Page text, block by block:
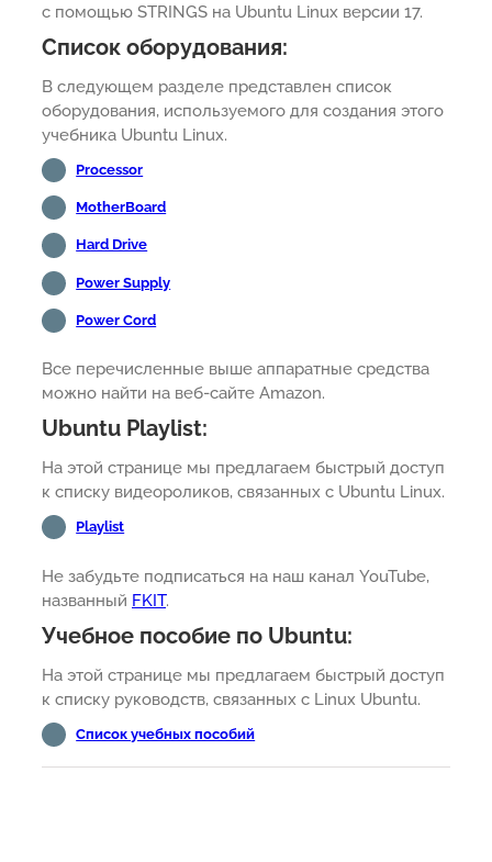
с помощью STRINGS на Ubuntu Linux версии 17.
Список оборудования:
В следующем разделе представлен список
оборудования, используемого для создания этого
учебника Ubuntu Linux.
Processor
MotherBoard
Hard Drive
Power Supply
Power Cord
Все перечисленные выше аппаратные средства
можно найти на веб-сайте Amazon.
Ubuntu Playlist:
На этой странице мы предлагаем быстрый доступ
к списку видеороликов, связанных с Ubuntu Linux.
Playlist
Не забудьте подписаться на наш канал YouTube,
названный FKIT.
Учебное пособие по Ubuntu:
На этой странице мы предлагаем быстрый доступ
к списку руководств, связанных с Linux Ubuntu.
Список учебных пособий